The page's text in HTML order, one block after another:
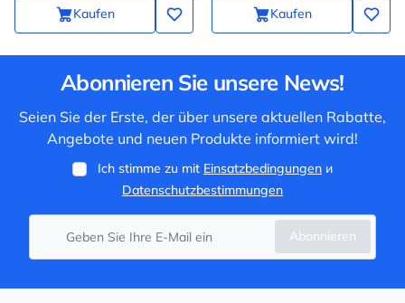
Kaufen Kaufen
Abonnieren Sie unsere News!
Seien Sie der Erste, der über unsere aktuellen Rabatte,
Angebote und neuen Produkte informiert wird!
Ich stimme zu mit Einsatzbedingungen и
Datenschutzbestimmungen
Abonnieren